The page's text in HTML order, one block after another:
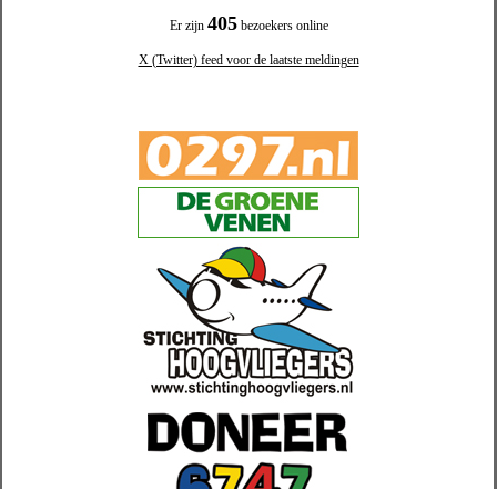
Er zijn 405bezoekers online
X (Twitter) feed voor de laatste meldingen